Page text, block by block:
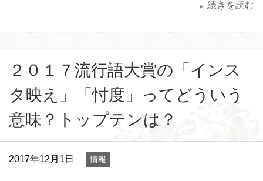
続きを読む
２０１７流行語大賞の「インス
タ映え」「忖度」ってどういう
意味？トップテンは？
2017年12月1日 情報